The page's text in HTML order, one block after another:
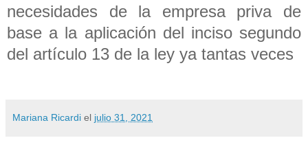
necesidades de la empresa priva de
base a la aplicación del inciso segundo
del artículo 13 de la ley ya tantas veces
Mariana Ricardi el julio 31, 2021